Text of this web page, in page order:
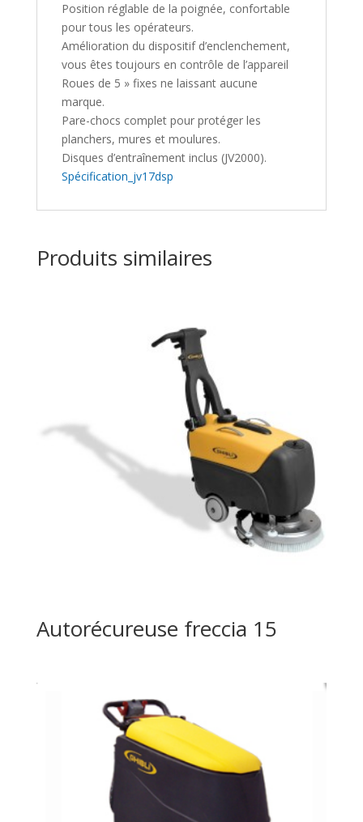
Position réglable de la poignée, confortable
pour tous les opérateurs.
Amélioration du dispositif d’enclenchement,
vous êtes toujours en contrôle de l’appareil
Roues de 5 » fixes ne laissant aucune
marque.
Pare-chocs complet pour protéger les
planchers, mures et moulures.
Disques d’entraînement inclus (JV2000).
Spécification_jv17dsp
Produits similaires
Autorécureuse freccia 15